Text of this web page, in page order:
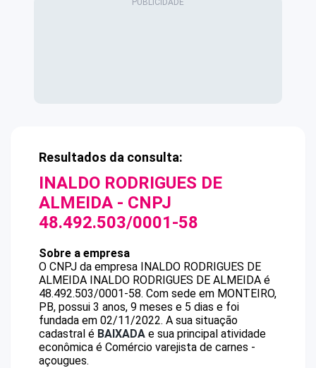
Resultados da consulta:
INALDO RODRIGUES DE
ALMEIDA - CNPJ
48.492.503/0001-58
Sobre a empresa
O CNPJ da empresa INALDO RODRIGUES DE
ALMEIDA INALDO RODRIGUES DE ALMEIDA é
48.492.503/0001-58. Com sede em MONTEIRO,
PB, possui 3 anos, 9 meses e 5 dias e foi
fundada em 02/11/2022. A sua situação
cadastral é BAIXADA e sua principal atividade
econômica é Comércio varejista de carnes -
açougues.